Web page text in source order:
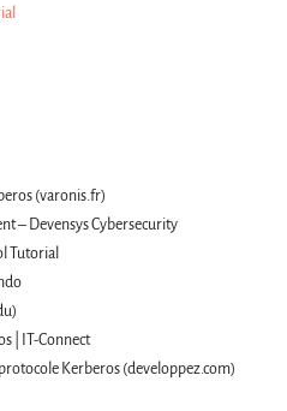
(varonis.fr)
– Devensys Cybersecurity
Tutorial
| IT-Connect
Kerberos (developpez.com)